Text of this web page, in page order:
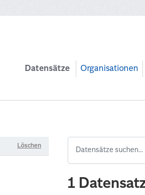
Datensätze Organisationen
Löschen
1